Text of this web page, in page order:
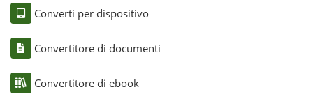
Converti per dispositivo
Convertitore di documenti
Convertitore di ebook